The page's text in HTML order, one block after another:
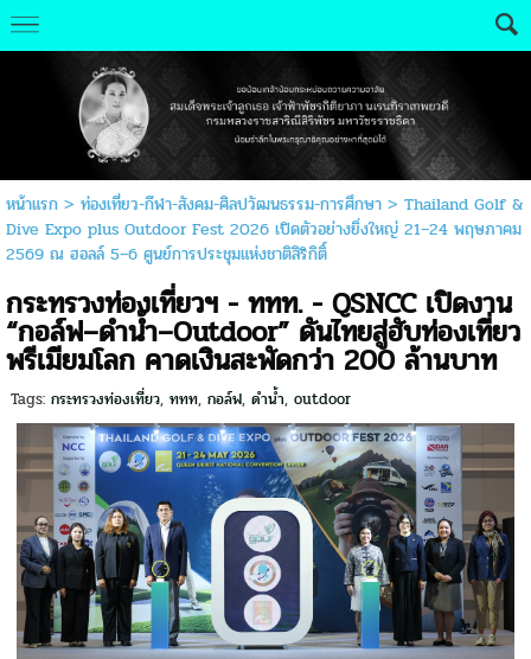
หน้าแรก> ท่องเที่ยว-กีฬา-สังคม-ศิลปวัฒนธรรม-การศึกษา> Thailand Golf &
Dive Expo plus Outdoor Fest 2026 เปิดตัวอย่างยิ่งใหญ่ 21–24 พฤษภาคม
2569 ณ ฮอลล์ 5–6 ศูนย์การประชุมแห่งชาติสิริกิติ์
กระทรวงท่องเที่ยวฯ - ททท. - QSNCC เปิดงาน
“กอล์ฟ–ดำน้ำ–Outdoor” ดันไทยสู่ฮับท่องเที่ยว
พรีเมียมโลก คาดเงินสะพัดกว่า 200 ล้านบาท
Tags: กระทรวงท่องเที่ยว, ททท, กอล์ฟ, ดำน้ำ, outdoor